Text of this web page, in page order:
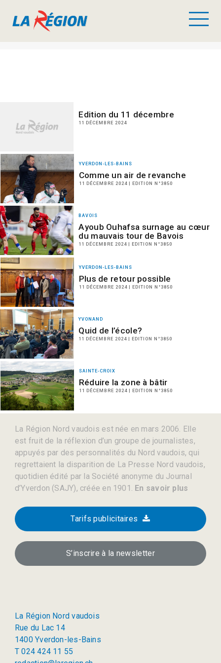
Edition du 11 décembre
11 DÉCEMBRE 2024
YVERDON-LES-BAINS
Comme un air de revanche
11 DÉCEMBRE 2024 | EDITION N°3850
BAVOIS
Ayoub Ouhafsa surnage au cœur
du mauvais tour de Bavois
11 DÉCEMBRE 2024 | EDITION N°3850
YVERDON-LES-BAINS
Plus de retour possible
11 DÉCEMBRE 2024 | EDITION N°3850
YVONAND
Quid de l’école?
11 DÉCEMBRE 2024 | EDITION N°3850
SAINTE-CROIX
Réduire la zone à bâtir
11 DÉCEMBRE 2024 | EDITION N°3850
La Région Nord vaudois est née en mars 2006. Elle
est fruit de la réflexion d’un groupe de journalistes,
appuyés par des personnalités du Nord vaudois, qui
regrettaient la disparition de La Presse Nord vaudois,
quotidien édité par la Société anonyme du Journal
d’Yverdon (SAJY), créée en 1901. En savoir plus
Tarifs publicitaires
S’inscrire à la newsletter
La Région Nord vaudois
Rue du Lac 14
1400 Yverdon-les-Bains
T 024 424 11 55